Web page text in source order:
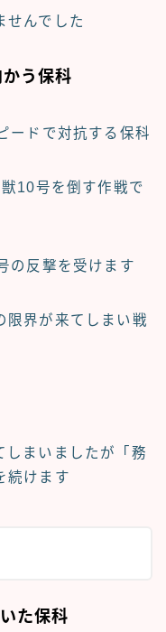
せんでした
う保科
ードで対抗する保科
10号を倒す作戦で
の反撃を受けます
限界が来てしまい戦
しまいましたが「務
続けます
た保科